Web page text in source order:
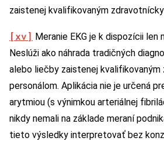
zaistenej kvalifikovaným
[xv] Meranie EKG je k dispozícii len
Neslúži ako náhrada tradičných
alebo liečby zaistenej
personálom. Aplikácia nie je určená
arytmiou (s výnimkou arteriálnej
nikdy nemali na základe meraní
tieto výsledky interpretovať bez